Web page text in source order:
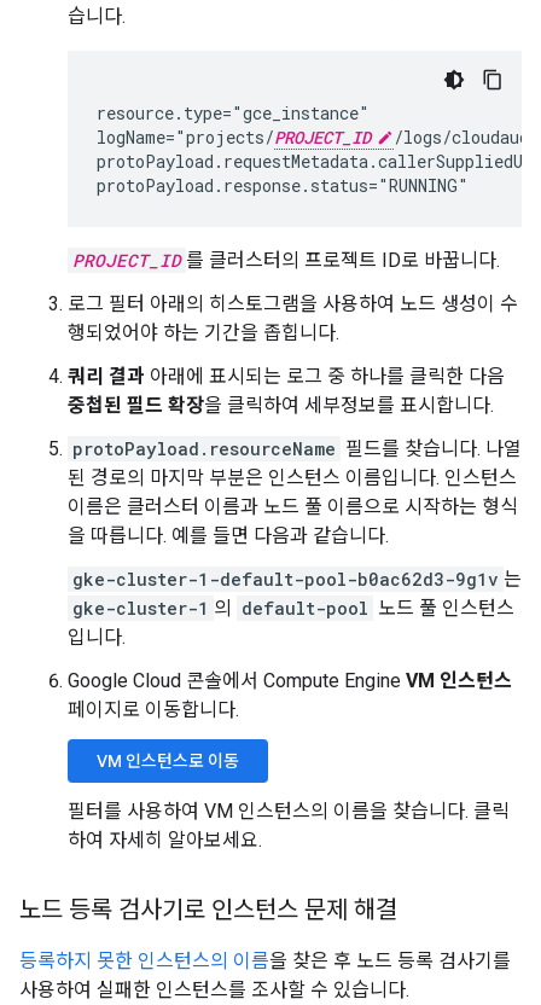
습니다.
resource.type="gce_instance"
logName="projects/PROJECT_ID
/logs/
PROJECT_ID 를 클러스터의 프로젝트 ID로 바꿉니다.
로그 필터 아래의 히스토그램을 사용하여 노드 생성이 수
행되었어야 하는 기간을 좁힙니다.
쿼리 결과 아래에 표시되는 로그 중 하나를 클릭한 다음
중첩된 필드 확장을 클릭하여 세부정보를 표시합니다.
protoPayload.resourceName 필드를 찾습니다. 나열
된 경로의 마지막 부분은 인스턴스 이름입니다. 인스턴스
이름은 클러스터 이름과 노드 풀 이름으로 시작하는 형식
을 따릅니다. 예를 들면 다음과 같습니다.
gke-cluster-1-default-pool-b0ac62d3-9g1v 는
gke-cluster-1 의 default-pool 노드 풀 인스턴스
입니다.
Google Cloud 콘솔에서 Compute Engine VM 인스턴스
페이지로 이동합니다.
VM 인스턴스로 이동
필터를 사용하여 VM 인스턴스의 이름을 찾습니다. 클릭
하여 자세히 알아보세요.
노드 등록 검사기로 인스턴스 문제 해결
등록하지 못한 인스턴스의 이름을 찾은 후 노드 등록 검사기를
사용하여 실패한 인스턴스를 조사할 수 있습니다.